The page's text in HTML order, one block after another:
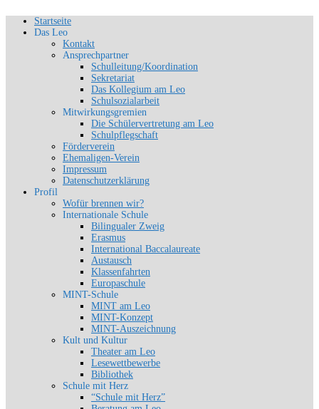
Zum
Inhalt
SLG-Aachen
Schön, dich zu sehen
Startseite
Das Leo
Kontakt
Ansprechpartner
Schulleitung/Koordination
Sekretariat
Das Kollegium am Leo
Schulsozialarbeit
Mitwirkungsgremien
Die Schülervertretung am Leo
Schulpflegschaft
Förderverein
Ehemaligen-Verein
Impressum
Datenschutzerklärung
Profil
Wofür brennen wir?
Internationale Schule
Bilingualer Zweig
Erasmus
International Baccalaureate
Austausch
Klassenfahrten
Europaschule
MINT-Schule
MINT am Leo
MINT-Konzept
MINT-Auszeichnung
Kult und Kultur
Theater am Leo
Lesewettbewerbe
Bibliothek
Schule mit Herz
“Schule mit Herz”